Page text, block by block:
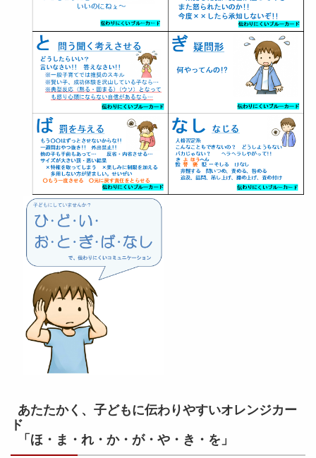
あたたかく、子どもに伝わりやすいオレンジカー
「ほ・ま・れ・か・が・や・き・を」